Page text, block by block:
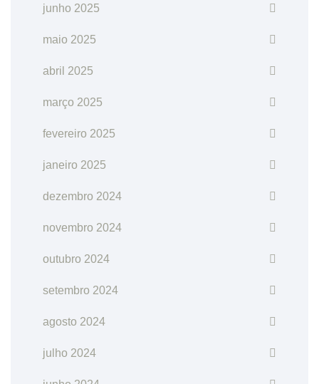
junho 2025
maio 2025
abril 2025
março 2025
fevereiro 2025
janeiro 2025
dezembro 2024
novembro 2024
outubro 2024
setembro 2024
agosto 2024
julho 2024